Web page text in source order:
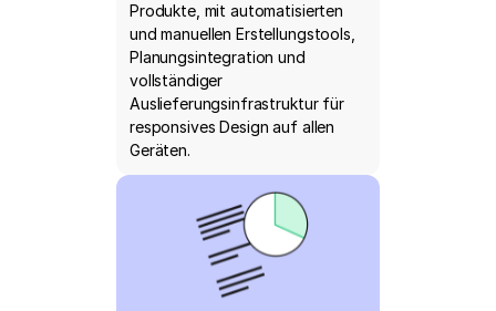
Produkte, mit automatisierten
und manuellen Erstellungstools,
Planungsintegration und
vollständiger
Auslieferungsinfrastruktur für
responsives Design auf allen
Geräten.